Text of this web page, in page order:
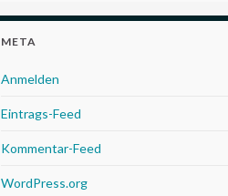
META
Anmelden
Eintrags-Feed
Kommentar-Feed
WordPress.org